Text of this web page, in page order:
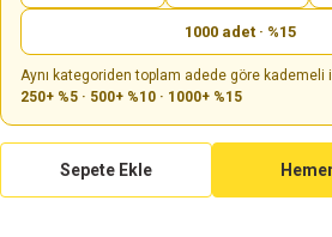
1000 adet · %15
Aynı kategoriden toplam adede göre kademeli
250+ %5 · 500+ %10 · 1000+ %15
Sepete Ekle